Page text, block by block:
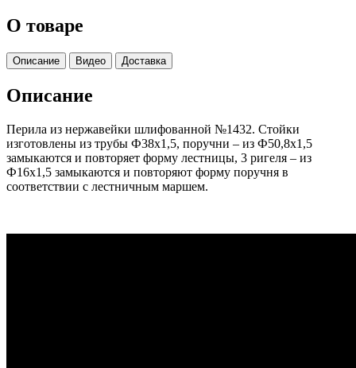
О товаре
Описание Видео Доставка
Описание
Перила из нержавейки шлифованной №1432. Стойки
изготовлены из трубы Ф38х1,5, поручни – из Ф50,8х1,5
замыкаются и повторяет форму лестницы, 3 ригеля – из
Ф16х1,5 замыкаются и повторяют форму поручня в
соответствии с лестничным маршем.